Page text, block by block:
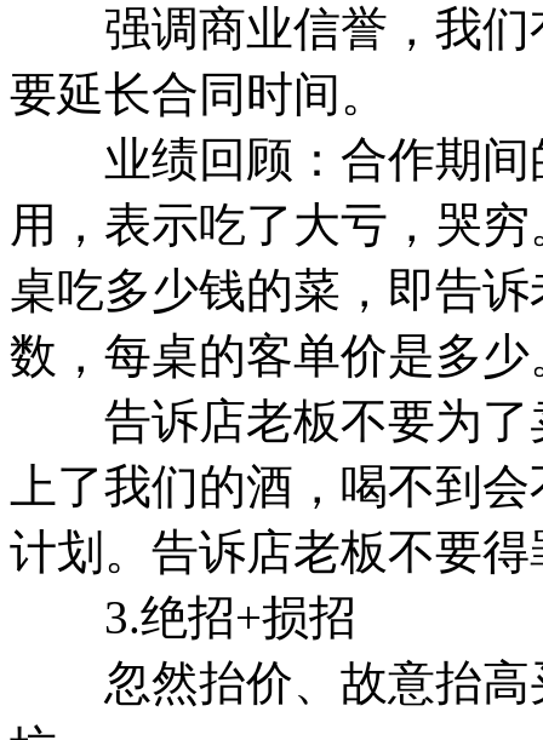
强调商业信誉，我们
要延长合同时间。
业绩回顾：合作期间
用，表示吃了大亏，哭
桌吃多少钱的菜，即告
数，每桌的客单价是多少
告诉店老板不要为了
上了我们的酒，喝不到
计划。告诉店老板不要
3.绝招+损招
忽然抬价、故意抬高